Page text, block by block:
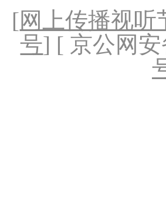
[网上传播视听
号] [ 京公网安